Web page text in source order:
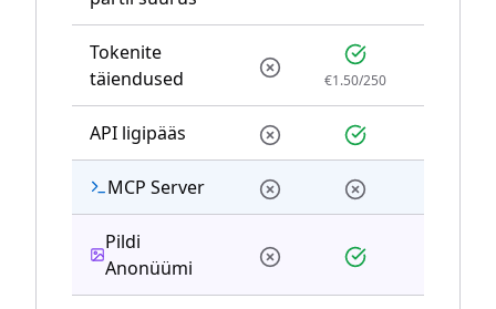
Tokenite
täiendused
€1.50/250
API ligipääs
MCP Server
Pildi
Anonüümi